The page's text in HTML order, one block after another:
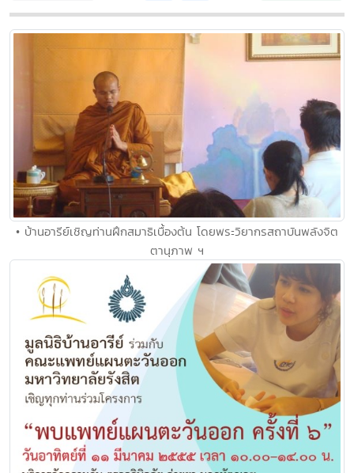
• บ้านอารีย์เชิญท่านฝึกสมาธิเบื้องต้น โดยพระวิยากรสถาบันพลังจิต
ตานุภาพ ฯ